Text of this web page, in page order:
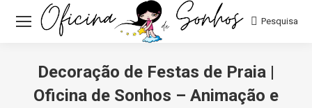
Pesquisa:
Pesquisa
Decoração de Festas de Praia |
Oficina de Sonhos – Animação e